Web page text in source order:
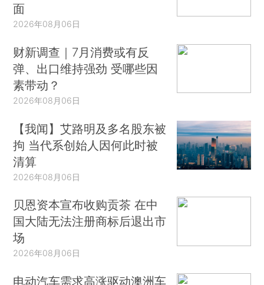
面
2026年08月06日
财新调查｜7月消费或有反
弹、出口维持强劲 受哪些因
素带动？
2026年08月06日
【我闻】艾路明及多名股东被
拘 当代系创始人因何此时被
清算
2026年08月06日
贝恩资本宣布收购贡茶 在中
国大陆无法注册商标后退出市
场
2026年08月06日
电动汽车需求高涨驱动澳洲车